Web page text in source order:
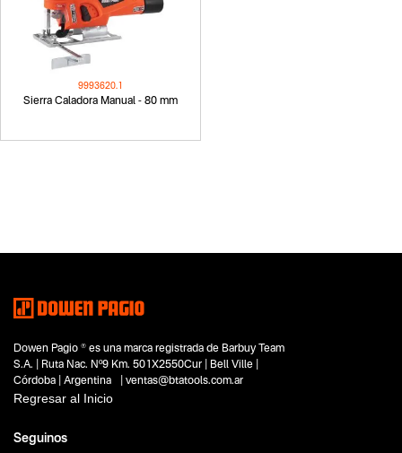
Sierra Caladora Manual - 80 mm
9993620.1
Dowen Pagio ® es una marca registrada de Barbuy Team
S.A. | Ruta Nac. Nº9 Km. 501X2550Cur | Bell Ville |
Córdoba | Argentina | ventas@btatools.com.ar
Regresar al Inicio
Seguinos